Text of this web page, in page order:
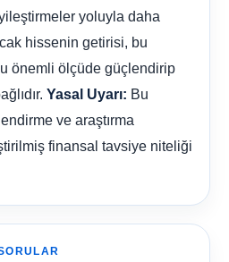
yoluyla daha
hissenin getirisi, bu
önemli ölçüde güçlendirip
Yasal Uyarı: Bu
ve araştırma
finansal tavsiye niteliği